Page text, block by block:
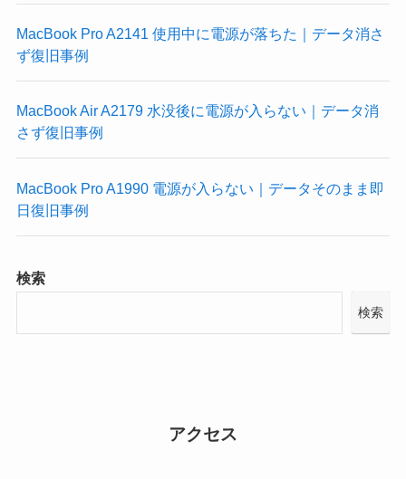
MacBook Pro A2141 使用中に電源が落ちた｜データ消さ
ず復旧事例
MacBook Air A2179 水没後に電源が入らない｜データ消
さず復旧事例
MacBook Pro A1990 電源が入らない｜データそのまま即
日復旧事例
検索
検索
アクセス